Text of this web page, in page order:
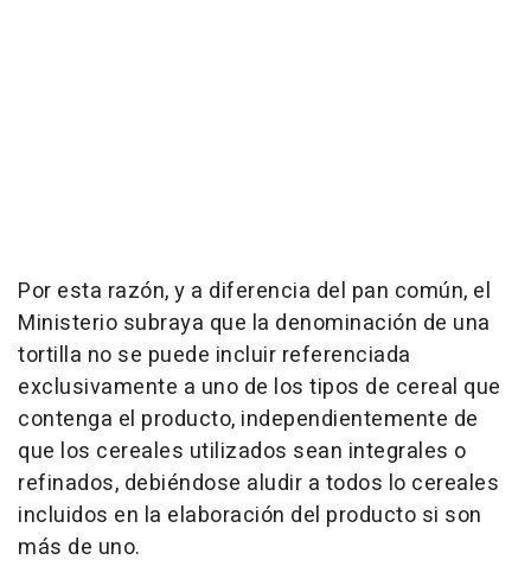
Por esta razón, y a diferencia del pan común, el
Ministerio subraya que la denominación de una
tortilla no se puede incluir referenciada
exclusivamente a uno de los tipos de cereal que
contenga el producto, independientemente de
que los cereales utilizados sean integrales o
refinados, debiéndose aludir a todos lo cereales
incluidos en la elaboración del producto si son
más de uno.